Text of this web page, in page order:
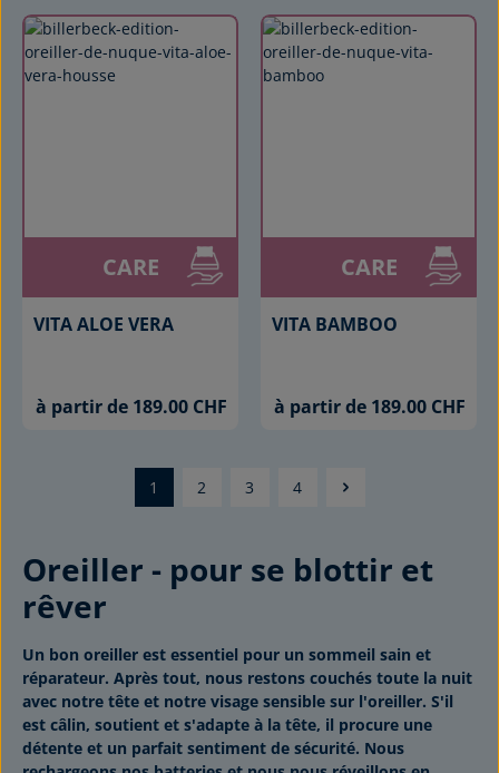
CARE
VITA ALOE VERA
à partir de 189.00 CHF
CARE
VITA BAMBOO
à partir de 189.00 CHF
Page
1 Page
2 Page
3 Page
4
Oreiller - pour se blottir et
rêver
Un bon oreiller est essentiel pour un sommeil sain et
réparateur. Après tout, nous restons couchés toute la nuit
avec notre tête et notre visage sensible sur l'oreiller. S'il
est câlin, soutient et s'adapte à la tête, il procure une
détente et un parfait sentiment de sécurité. Nous